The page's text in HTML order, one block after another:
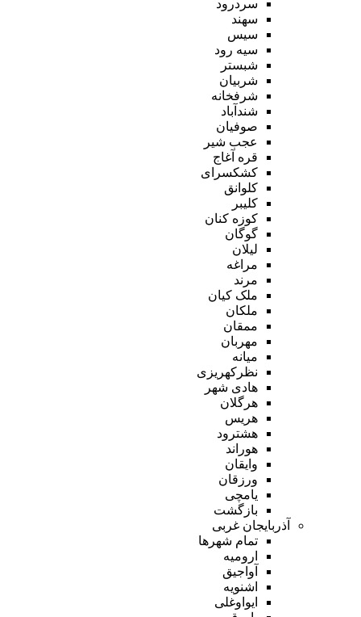
سردرود
سهند
سیس
سیه رود
شبستر
شربیان
شرفخانه
شندآباد
صوفیان
عجب شیر
قره آغاج
کشکسرای
کلوانق
کلیبر
کوزه کنان
گوگان
لیلان
مراغه
مرند
ملک کیان
ملکان
ممقان
مهربان
میانه
نظرکهریزی
هادی شهر
هرگلان
هریس
هشترود
هوراند
وایقان
ورزقان
یامچی
بازگشت
آذربایجان غربی
تمام شهر‌ها
ارومیه
آواجیق
اشنویه
ایواوغلی